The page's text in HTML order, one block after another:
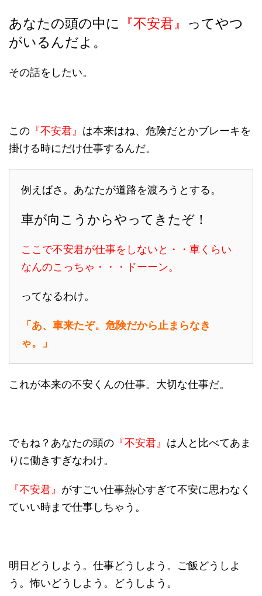
あなたの頭の中に 『不安君』 ってやつ
がいるんだよ。
その話をしたい。
この 『不安君』 は本来はね、危険だとかブレーキを
掛ける時にだけ仕事するんだ。
例えばさ。あなたが道路を渡ろうとする。
車が向こうからやってきたぞ！
ここで不安君が仕事をしないと・・車くらい
なんのこっちゃ・・・ドーーン。
ってなるわけ。
「あ、車来たぞ。危険だから止まらなき
ゃ。」
これが本来の不安くんの仕事。大切な仕事だ。
でもね？あなたの頭の 『不安君』 は人と比べてあま
りに働きすぎなわけ。
『不安君』 がすごい仕事熱心すぎて不安に思わなく
ていい時まで仕事しちゃう。
明日どうしよう。仕事どうしよう。ご飯どうしよ
う。怖いどうしよう。どうしよう。